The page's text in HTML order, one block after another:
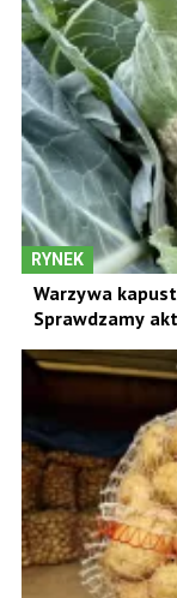
RYNEK
Warzywa
Sprawdzamy